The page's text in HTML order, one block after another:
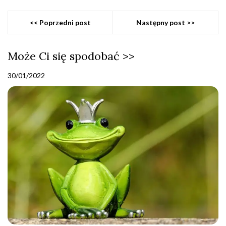
<< Poprzedni post Następny post >>
Może Ci się spodobać >>
30/01/2022